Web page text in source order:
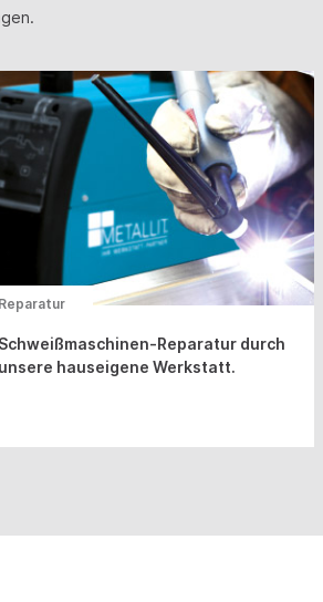
Reparatur
Schweißmaschinen-Reparatur durch
unsere hauseigene Werkstatt.